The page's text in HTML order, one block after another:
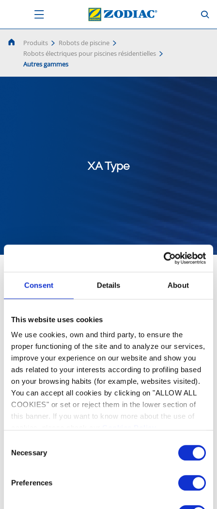
Consent Details About
This website uses cookies
We use cookies, own and third party, to ensure the
proper functioning of the site and to analyze our services,
improve your experience on our website and show you
ads related to your interests according to profiling based
on your browsing habits (for example, websites visited).
You can accept all cookies by clicking on "ALLOW ALL
COOKIES" or set or reject them in the lower section of
this banner. If you want to know more about the use of
Selection
Necessary
Preferences
Produits
Robots de piscine
Robots électriques pour piscines résidentielles
Autres gammes
XA Type
Agilité pleine puissance
Robots de piscine
XA 2030